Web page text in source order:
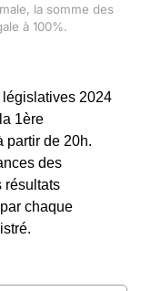
la somme des
à 100%.
2024
1ère
partir de 20h.
des
résultats
chaque